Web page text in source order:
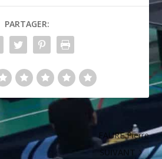
PARTAGER:
FAURE Pierre
SUIVANT